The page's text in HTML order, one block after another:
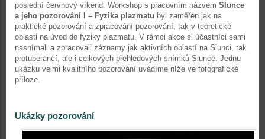
poslední červnový víkend. Workshop s pracovním názvem Slunce
a jeho pozorování I – Fyzika plazmatu byl zaměřen jak na
praktické pozorování a zpracování pozorování, tak v teoretické
oblasti na úvod do fyziky plazmatu. V rámci akce si účastníci sami
nasnímali a zpracovali záznamy jak aktivních oblastí na Slunci, tak
protuberancí, ale i celkových přehledových snímků Slunce. Jednu
ukázku velmi kvalitního pozorování uvádíme níže ve fotografické
příloze.
Ukázky pozorování